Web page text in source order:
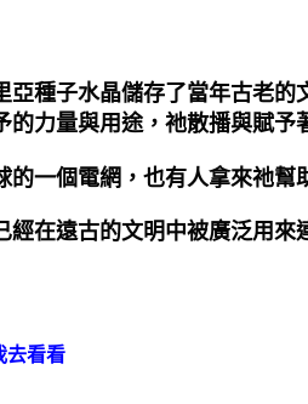
亞種子水晶儲存了當年古老
的力量與用途，祂散播與賦予
的一個電網，也有人拿來祂幫
經在遠古的文明中被廣泛用來
去看看